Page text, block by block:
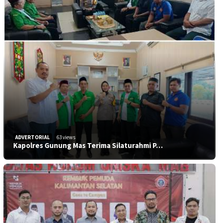
ADVERTORIAL 63 views
Kapolres Gunung Mas Terima Silaturahmi P…